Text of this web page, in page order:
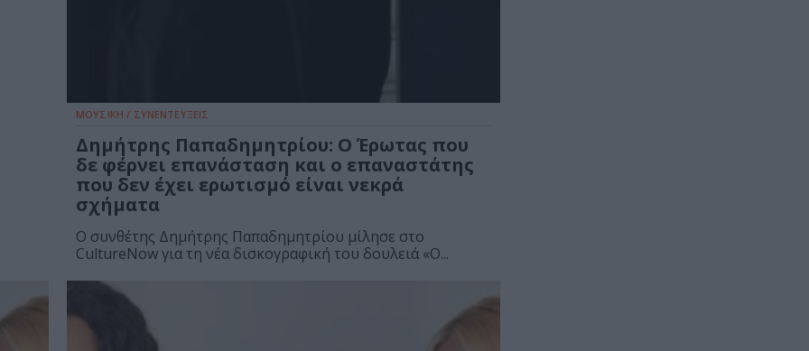
ΜΟΥΣΙΚΗ / ΣΥΝΕΝΤΕΥΞΕΙΣ
Δημήτρης Παπαδημητρίου: Ο Έρωτας που
δε φέρνει επανάσταση και ο επαναστάτης
που δεν έχει ερωτισμό είναι νεκρά
σχήματα
Ο συνθέτης Δημήτρης Παπαδημητρίου μίλησε στο
CultureNow για τη νέα δισκογραφική του δουλειά «Ο...